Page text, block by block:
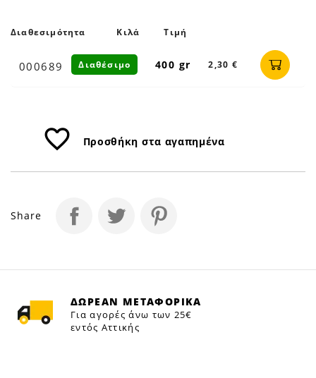
Διαθεσιμότητα Κιλά Τιμή
000689 400 gr 2,30 €
Διαθέσιμο
favorite_border Προσθήκη στα αγαπημένα
Share
ΔΩΡΕΑΝ ΜΕΤΑΦΟΡΙΚΑ
Για αγορές άνω των 25€
εντός Αττικής